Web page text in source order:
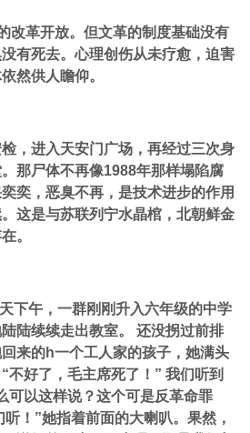
改革开放。但文革的制度基础没有
有死去。心理创伤从未疗愈，迫害
然供人瞻仰。
，进入天安门广场，再经过三次身
那尸体不再像1988年那样塌陷腐
奕，恶臭不再，是技术进步的作用
这是与苏联列宁水晶棺，北朝鲜金
。
下午，一群刚刚升入六年级的中学
陆续续走出教室。 还没拐过前排
来的h一个工人家的孩子，她满头
不好了，毛主席死了！” 我们听到
可以这样说？这个可是反革命罪
！”她指着前面的大喇叭。果然，